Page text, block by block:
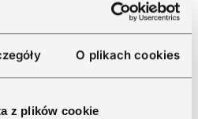
O plikach cookies
z plików cookie
w wersji edytowalnej innej
osobie.